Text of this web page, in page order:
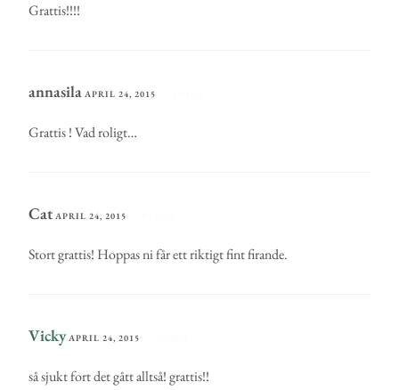
Grattis!!!!
annasila APRIL 24, 2015
Grattis ! Vad roligt…
Cat APRIL 24, 2015
Stort grattis! Hoppas ni får ett riktigt fint firande.
Vicky APRIL 24, 2015
så sjukt fort det gått alltså! grattis!!